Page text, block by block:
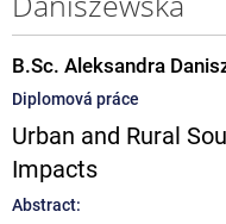
B.Sc. Aleksandra
Diplomová práce
Urban and Rural
Impacts
Abstract: